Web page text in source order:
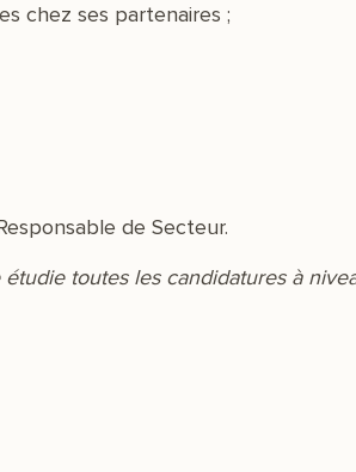
chez ses partenaires ;
de Secteur.
toutes les candidatures à